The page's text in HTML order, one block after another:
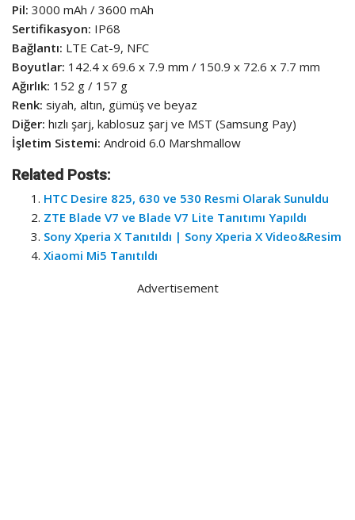
Pil: 3000 mAh / 3600 mAh
Sertifikasyon: IP68
Bağlantı: LTE Cat-9, NFC
Boyutlar: 142.4 x 69.6 x 7.9 mm / 150.9 x 72.6 x 7.7 mm
Ağırlık: 152 g / 157 g
Renk: siyah, altın, gümüş ve beyaz
Diğer: hızlı şarj, kablosuz şarj ve MST (Samsung Pay)
İşletim Sistemi: Android 6.0 Marshmallow
Related Posts:
HTC Desire 825, 630 ve 530 Resmi Olarak Sunuldu
ZTE Blade V7 ve Blade V7 Lite Tanıtımı Yapıldı
Sony Xperia X Tanıtıldı | Sony Xperia X Video&Resim
Xiaomi Mi5 Tanıtıldı
Advertisement